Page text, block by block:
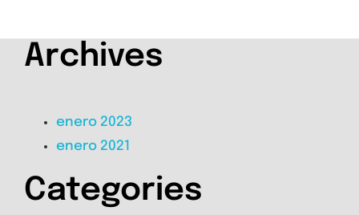
Archives
enero 2023
enero 2021
Categories